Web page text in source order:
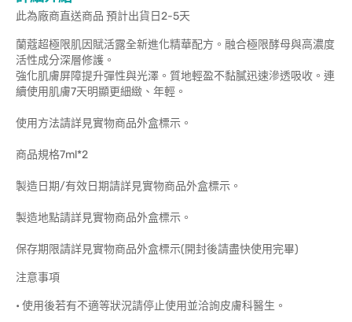
此為廠商直送商品 預計出貨日2-5天
蘭蔻超極限肌因賦活露全新進化精華配方。融合極限酵母與高濃度
活性成分深層修護。
強化肌膚屏障提升彈性與光澤。質地輕盈不黏膩迅速滲透吸收。連
續使用肌膚7天明顯更細緻、年輕。
使用方法請詳見實物商品外盒標示。
商品規格7ml*2
製造日期/有效日期請詳見實物商品外盒標示。
製造地點請詳見實物商品外盒標示。
保存期限請詳見實物商品外盒標示(開封後請盡快使用完畢)
注意事項
• 使用後若有不適等狀況請停止使用並洽詢皮膚科醫生。